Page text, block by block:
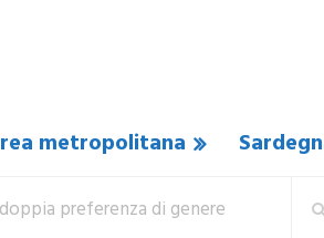
metropolitana
preferenza di genere